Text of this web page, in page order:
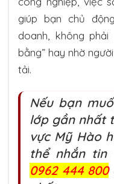
giúp bạn chủ
doanh, không
bằng” hay nhờ
tải.
Nếu bạn
lớp gần nhất
vực Mỹ Hào
thể nhắn
0962 444 800